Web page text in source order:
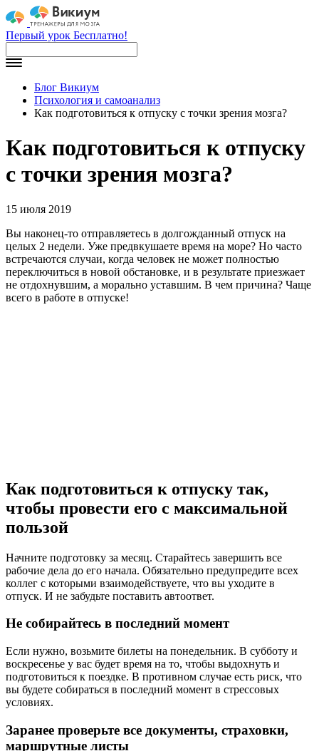
Первый урок Бесплатно!
Блог Викиум
Психология и самоанализ
Как подготовиться к отпуску с точки зрения мозга?
Как подготовиться к отпуску
с точки зрения мозга?
15 июля 2019
Вы наконец-то отправляетесь в долгожданный отпуск на
целых 2 недели. Уже предвкушаете время на море? Но часто
встречаются случаи, когда человек не может полностью
переключиться в новой обстановке, и в результате приезжает
не отдохнувшим, а морально уставшим. В чем причина? Чаще
всего в работе в отпуске!
Как подготовиться к отпуску так,
чтобы провести его с максимальной
пользой
Начните подготовку за месяц. Старайтесь завершить все
рабочие дела до его начала. Обязательно предупредите всех
коллег с которыми взаимодействуете, что вы уходите в
отпуск. И не забудьте поставить автоответ.
Не собирайтесь в последний момент
Если нужно, возьмите билеты на понедельник. В субботу и
воскресенье у вас будет время на то, чтобы выдохнуть и
подготовиться к поездке. В противном случае есть риск, что
вы будете собираться в последний момент в стрессовых
условиях.
Заранее проверьте все документы, страховки,
маршрутные листы